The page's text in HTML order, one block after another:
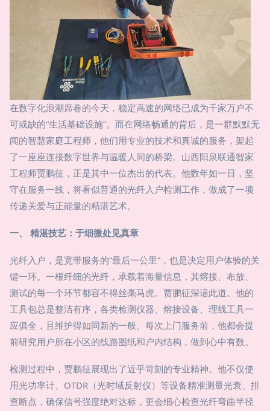
在数字化浪潮席卷的今天，稳定高速的网络已成为千家万户不
可或缺的“生活基础设施”。而在网络畅通的背后，是一群默默无
闻的智慧家庭工程师，他们用专业的技术和真诚的服务，架起
了一座座连接数字世界与温暖人间的桥梁。山西阳泉联通智家
工程师贾鹏征，正是其中一位杰出的代表。他数年如一日，坚
守在服务一线，将看似普通的光纤入户检测工作，做成了一项
传递关爱与正能量的精湛艺术。
一、 精湛技艺：于细微处见真章
光纤入户，是宽带服务的“最后一公里”，也是决定用户体验的关
键一环。一根纤细的光纤，承载着海量信息，其熔接、布放、
测试的每一个环节都容不得丝毫马虎。贾鹏征深谙此道。他的
工具包总是整洁有序，各类检测仪器、熔接设备、理线工具一
应俱全，且维护得如同新的一般。每次上门服务前，他都会提
前研究用户所在小区的线路图纸和户内结构，做到心中有数。
检测过程中，贾鹏征展现出了近乎苛刻的专业精神。他不仅使
用光功率计、OTDR（光时域反射仪）等设备精准测量光衰、排
查断点，确保信号强度绝对达标，更会细心检查光纤弯曲半径